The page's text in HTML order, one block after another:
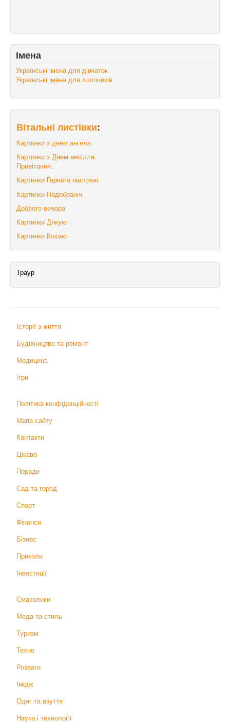
Імена
Українські імена для дівчаток
Українські імена для хлопчиків
Вітальні листівки:
Картинки з днем ангела
Картинки з Днем весілля.
Привітання.
Картинки Гарного настрою
Картинки Надобраніч
Доброго вечора
Картинки Дякую
Картинки Кохаю
Траур
Історії з життя
Будівництво та ремонт
Медицина
Ігри
Політика конфіденційності
Мапа сайту
Контакти
Цікаво
Поради
Сад та город
Спорт
Фінанси
Бізнес
Приколи
Інвестиції
Смаколики
Мода та стиль
Туризм
Техно
Розваги
Імідж
Одяг та взуття
Наука і технології